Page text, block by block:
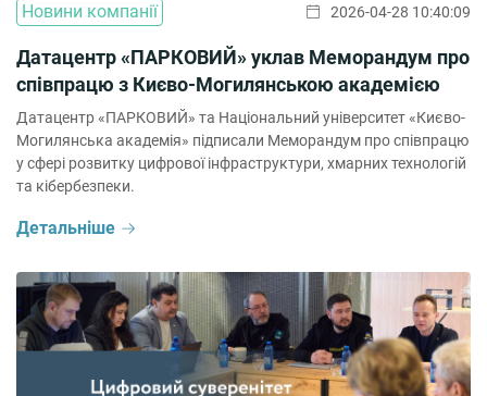
Новини компанії 2026-04-28 10:40:09
Датацентр «ПАРКОВИЙ» уклав Меморандум про
співпрацю з Києво-Могилянською академією
Датацентр «ПАРКОВИЙ» та Національний університет «Києво-
Могилянська академія» підписали Меморандум про співпрацю
у сфері розвитку цифрової інфраструктури, хмарних технологій
та кібербезпеки.
Детальніше